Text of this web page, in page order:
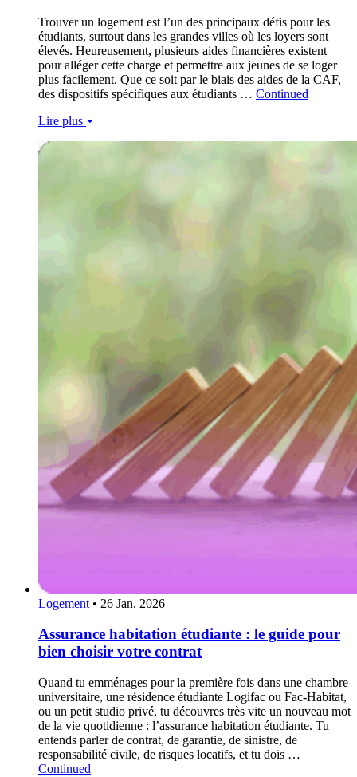
Trouver un logement est l’un des principaux défis pour les
étudiants, surtout dans les grandes villes où les loyers sont
élevés. Heureusement, plusieurs aides financières existent
pour alléger cette charge et permettre aux jeunes de se loger
plus facilement. Que ce soit par le biais des aides de la CAF,
des dispositifs spécifiques aux étudiants … Continued
Lire plus
Logement • 26 Jan. 2026
Assurance habitation étudiante : le guide pour
bien choisir votre contrat
Quand tu emménages pour la première fois dans une chambre
universitaire, une résidence étudiante Logifac ou Fac-Habitat,
ou un petit studio privé, tu découvres très vite un nouveau mot
de la vie quotidienne : l’assurance habitation étudiante. Tu
entends parler de contrat, de garantie, de sinistre, de
responsabilité civile, de risques locatifs, et tu dois …
Continued